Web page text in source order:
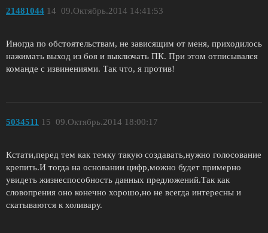
21481044 09.Октябрь.2014 14:41:53
14
Иногда по обстоятельствам, не зависящим от меня, приходилось
нажимать выход из боя и выключать ПК. При этом отписывался
команде с извинениями. Так что, я против!
5034511 09.Октябрь.2014 18:00:17
15
Кстати,перед тем как темку такую создавать,нужно голосование
крепить.И тогда на основании цифр,можно будет примерно
увидеть жизнеспособность данных предложений.Так как
словопрения оно конечно хорошо,но не всегда интересны и
скатываются к холивару.